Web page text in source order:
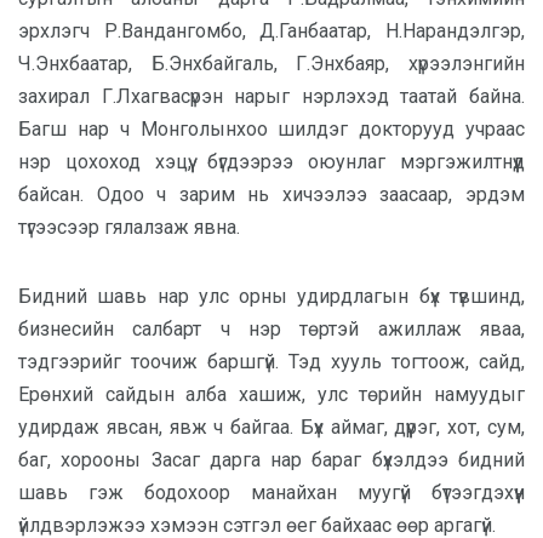
эрхлэгч Р.Вандангомбо, Д.Ганбаатар, Н.Нарандэлгэр,
Ч.Энхбаатар, Б.Энхбайгаль, Г.Энхбаяр, хүрээлэнгийн
захирал Г.Лхагвасүрэн нарыг нэрлэхэд таатай байна.
Багш нар ч Монголынхоо шилдэг докторууд учраас
нэр цохоход хэцүү, бүгдээрээ оюунлаг мэргэжилтнүүд
байсан. Одоо ч зарим нь хичээлээ заасаар, эрдэм
түгээсээр гялалзаж явна.
Бидний шавь нар улс орны удирдлагын бүх түвшинд,
бизнесийн салбарт ч нэр төртэй ажиллаж яваа,
тэдгээрийг тоочиж баршгүй. Тэд хууль тогтоож, сайд,
Ерөнхий сайдын алба хашиж, улс төрийн намуудыг
удирдаж явсан, явж ч байгаа. Бүх аймаг, дүүрэг, хот, сум,
баг, хорооны Засаг дарга нар бараг бүхэлдээ бидний
шавь гэж бодохоор манайхан муугүй бүтээгдэхүүн
үйлдвэрлэжээ хэмээн сэтгэл өег байхаас өөр аргагүй.